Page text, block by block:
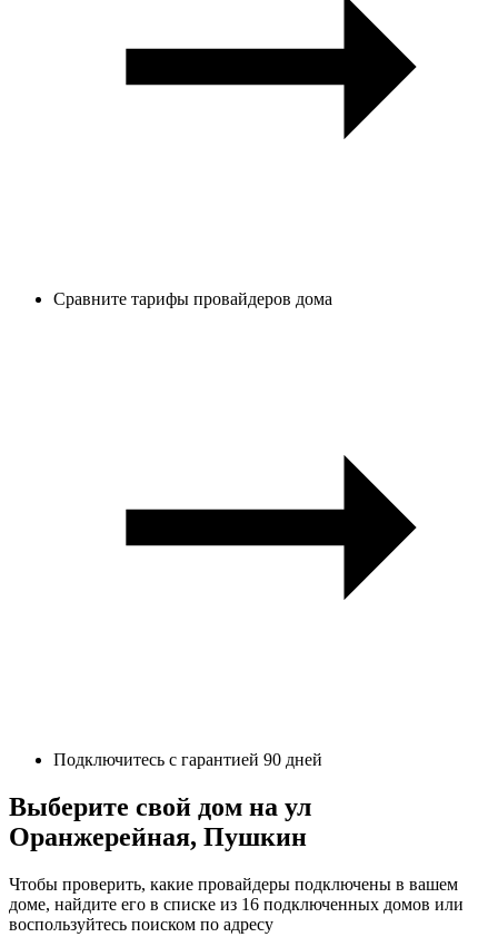
Сравните тарифы провайдеров дома
Подключитесь с гарантией 90 дней
Выберите свой дом на ул
Оранжерейная, Пушкин
Чтобы проверить, какие провайдеры подключены в вашем
доме, найдите его в списке из 16 подключенных домов или
воспользуйтесь поиском по адресу